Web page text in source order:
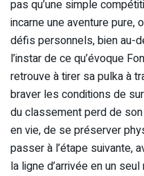
pas qu’une simple
incarne une aventure pure,
défis personnels, bien au-
l’instar de ce qu’évoque
retrouve à tirer sa pulka à
braver les conditions de
du classement perd de
en vie, de se préserver
passer à l’étape suivante,
la ligne d’arrivée en un seul